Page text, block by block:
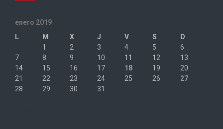
enero 2019
L
M X J V S
D
1
2 3 4 5
6
7
8 9 10 11 12
13
14
15 16 17 18 19
20
21
22 23 24 25 26
27
28
29 30 31